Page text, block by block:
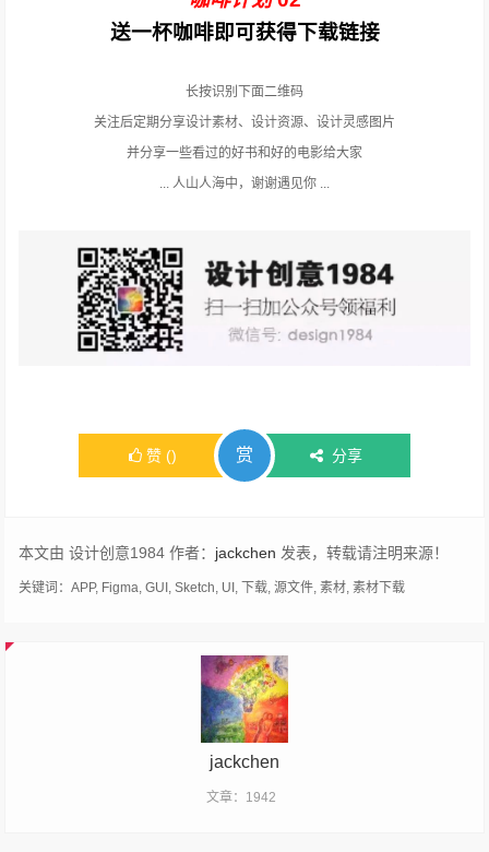
送一杯咖啡即可获得下载链接
长按识别下面二维码
关注后定期分享设计素材、设计资源、设计灵感图片
并分享一些看过的好书和好的电影给大家
... 人山人海中，谢谢遇见你 ...
赞 () 赏 分享
本文由 设计创意1984 作者： jackchen 发表，转载请注明来源！
关键词：APP, Figma,GUI,Sketch, UI,下载,源文件,素材,素材下载
jackchen
文章：1942